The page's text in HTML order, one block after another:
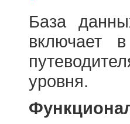
База
включает
уровня.